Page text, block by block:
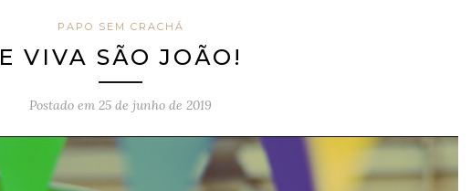
PAPO SEM CRACHÁ
E VIVA SÃO JOÃO!
Postado em 25 de junho de 2019